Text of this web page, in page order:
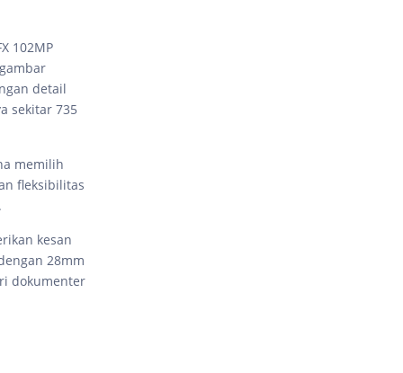
102MP
detail
sekitar 735
memilih
fleksibilitas
kesan
28mm
dokumenter